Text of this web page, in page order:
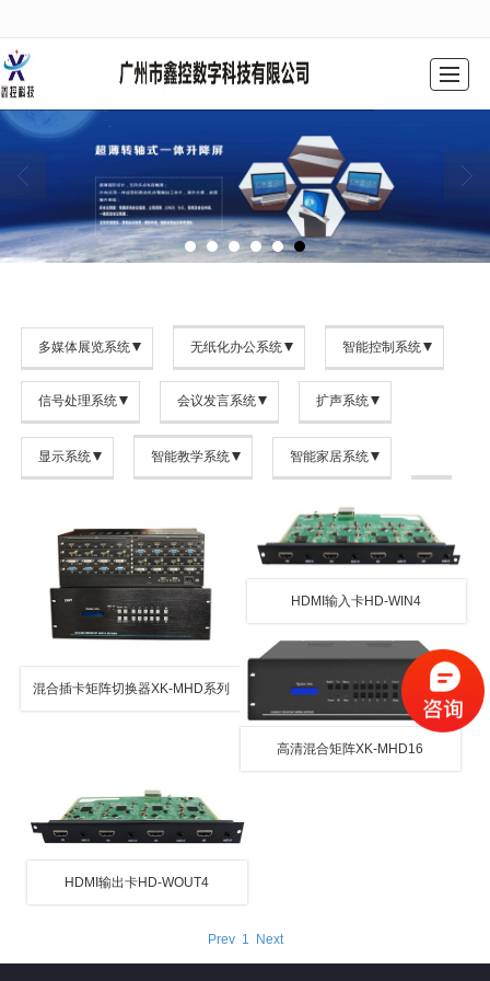
网站首页公司简介 解决方案新闻动态
多媒体展览系统 无纸化办公系统 智能控制系统
信号处理系统 会议发言系统 扩声系统
显示系统 智能教学系统 智能家居系统
混合插卡矩阵切换器XK-MHD系列
HDMI输入卡HD-WIN4
高清混合矩阵XK-MHD16
HDMI输出卡HD-WOUT4
Prev 1 Next